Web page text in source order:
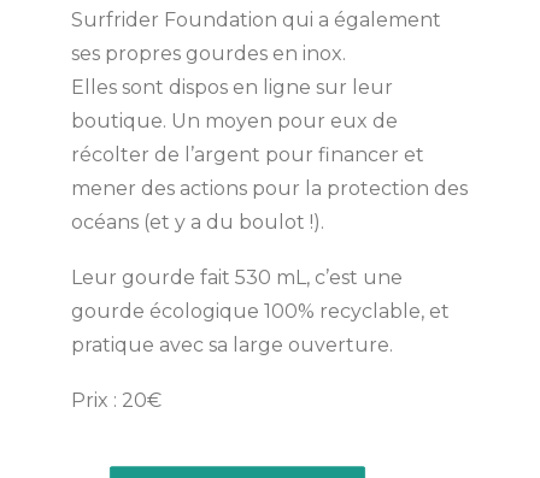
Surfrider Foundation qui a également
ses propres gourdes en inox.
Elles sont dispos en ligne sur leur
boutique. Un moyen pour eux de
récolter de l’argent pour financer et
mener des actions pour la protection des
océans (et y a du boulot !).
Leur gourde fait 530 mL, c’est une
gourde écologique 100% recyclable, et
pratique avec sa large ouverture.
Prix : 20€